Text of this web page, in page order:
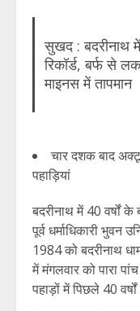
सुखद : बदरीनाथ
रिकॉर्ड, बर्फ से
माइनस में तापमान
चार दशक बाद
पहाड़ियां
बदरीनाथ में 40 वर्षों
पूर्व धर्माधिकारी
1984 को बदरीनाथ
में मंगलवार को पारा
पहाड़ों में पिछले 40